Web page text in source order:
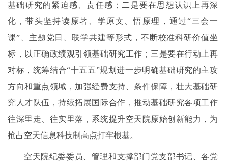
基础研究的紧迫感、责任感；二是要在思想认识上再深
化，带头坚持读原著、学原文、悟原理，通过“三会一
课”、主题党日、联学共建等形式，不断校准科研价值坐
标，以正确政绩观引领基础研究工作；三是要在行动上再
对标，统筹结合“十五五”规划进一步明确基础研究的主攻
方向和重点领域，加强经费支持、条件保障，壮大基础研
究人才队伍，持续拓展国际合作，推动基础研究各项工作
往深里走、往实里落，系统提升空天院原始创新能力，为
抢占空天信息科技制高点打牢根基。
空天院纪委委员、管理和支撑部门党支部书记、各党